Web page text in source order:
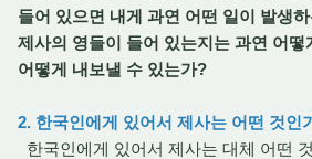
들어 있으면 내게 과연 어떤 일이 발생
제사의 영들이 들어 있는지는 과연 어
어떻게 내보낼 수 있는가?
2. 한국인에게 있어서 제사는 어떤 것인
한국인에게 있어서 제사는 대체 어떤